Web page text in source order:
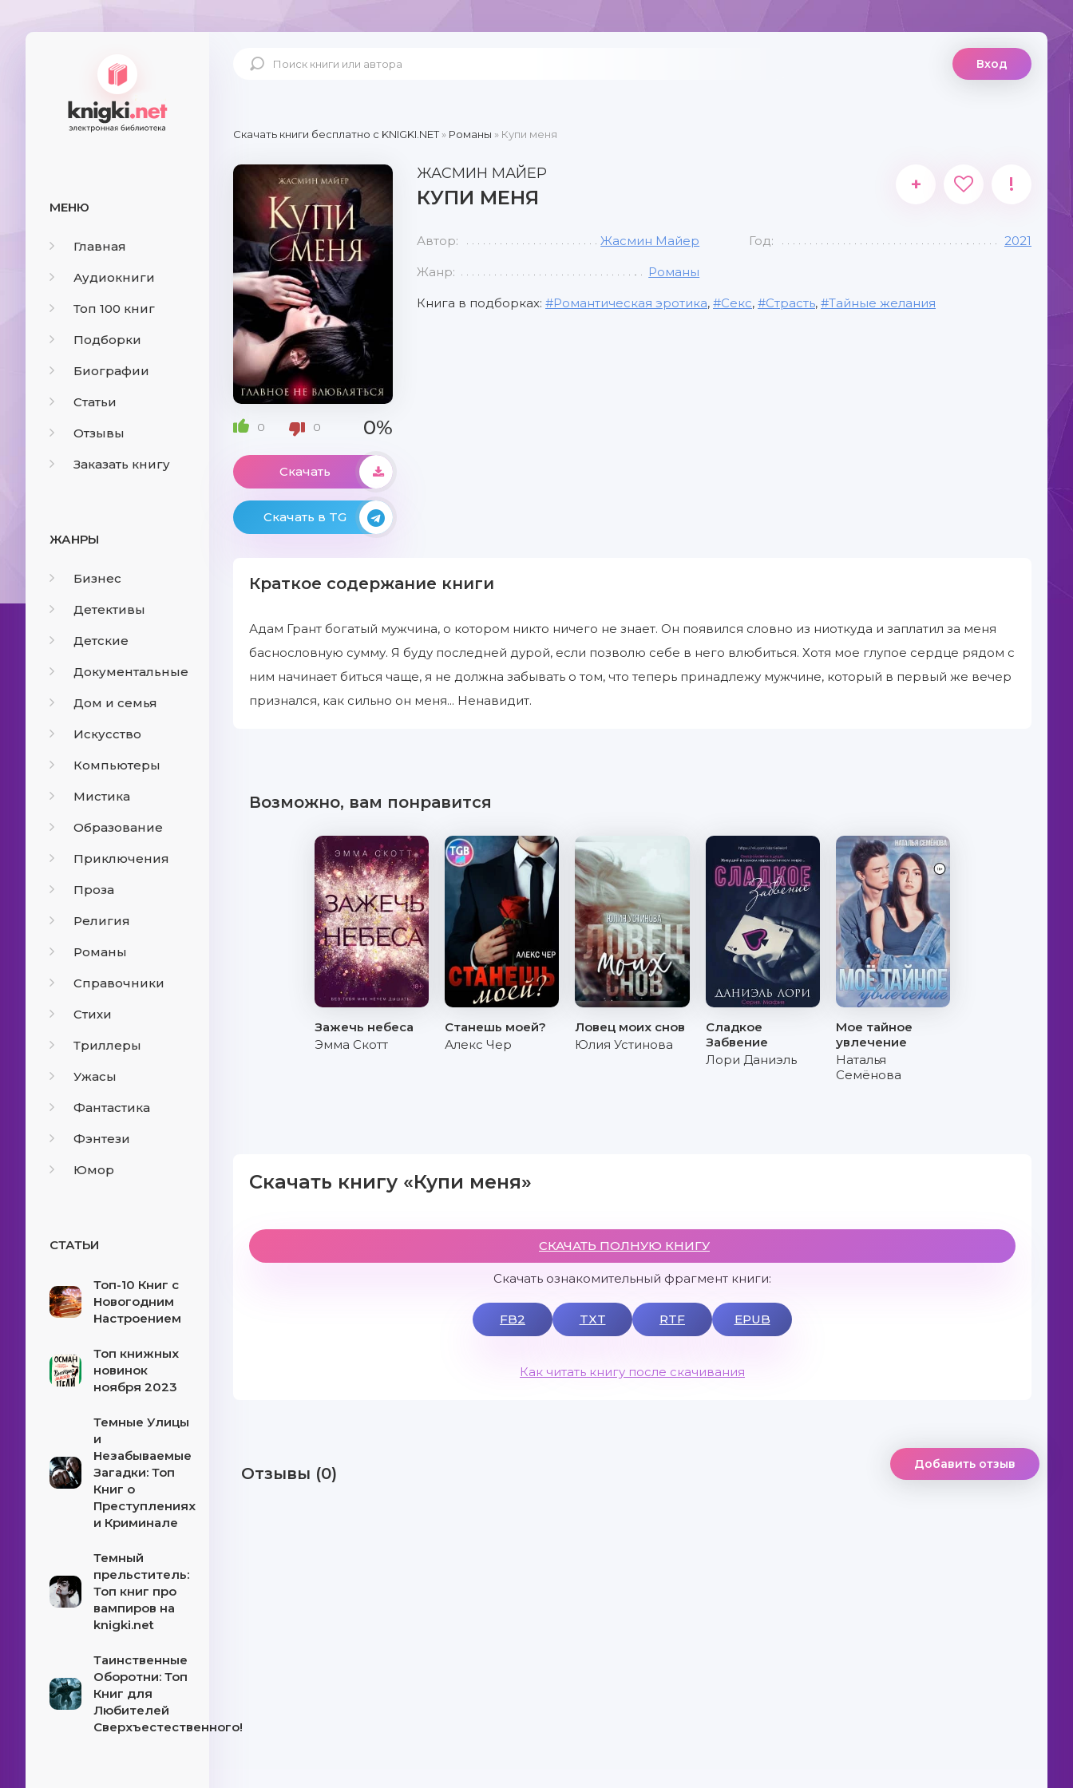
МЕНЮ
Главная
Аудиокниги
Топ 100 книг
Подборки
Биографии
Статьи
Отзывы
Заказать книгу
ЖАНРЫ
Бизнес
Детективы
Детские
Документальные
Дом и семья
Искусство
Компьютеры
Мистика
Образование
Приключения
Проза
Религия
Романы
Справочники
Стихи
Триллеры
Ужасы
Фантастика
Фэнтези
Юмор
СТАТЬИ
Топ-10 Книг с
Новогодним
Настроением
Топ книжных
новинок
ноября 2023
Темные Улицы
и
Незабываемые
Загадки: Топ
Книг о
Преступлениях
и Криминале
Темный
прельститель:
Топ книг про
вампиров на
knigki.net
Таинственные
Оборотни: Топ
Книг для
Любителей
Сверхъестественного!
Вход
Скачать книги бесплатно c KNIGKI.NET» Романы » Купи меня
0 0 0%
Скачать
Скачать в TG
ЖАСМИН МАЙЕР
КУПИ МЕНЯ
+ !
Автор: Жасмин Майер Год: 2021
Жанр: Романы
Книга в подборках: Романтическая эротика, Секс, Страсть, Тайные желания
Краткое содержание книги
Адам Грант богатый мужчина, о котором никто ничего не знает. Он появился словно из ниоткуда и заплатил за меня
баснословную сумму. Я буду последней дурой, если позволю себе в него влюбиться. Хотя мое глупое сердце рядом с
ним начинает биться чаще, я не должна забывать о том, что теперь принадлежу мужчине, который в первый же вечер
признался, как сильно он меня... Ненавидит.
Возможно, вам понравится
Зажечь небеса
Эмма Скотт
Станешь моей?
Алекс Чер
Ловец моих снов
Юлия Устинова
Сладкое
Забвение
Лори Даниэль
Мое тайное
увлечение
Наталья
Семёнова
Скачать книгу «Купи меня»
СКАЧАТЬ ПОЛНУЮ КНИГУ
Скачать ознакомительный фрагмент книги:
FB2 TXT RTF EPUB
Как читать книгу после скачивания
Отзывы (0) Добавить отзыв